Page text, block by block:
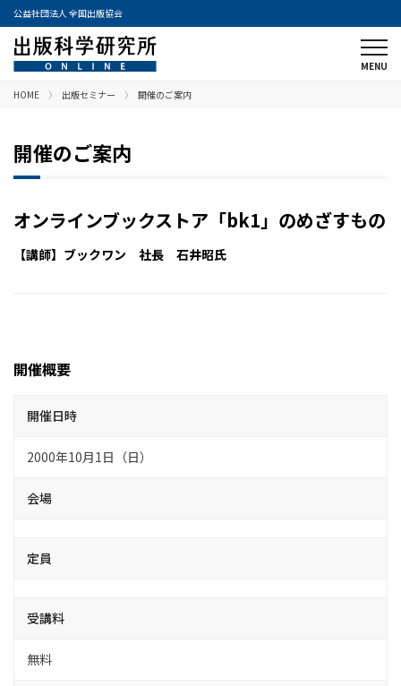
公益社団法人 全国出版協会
HOME 出版セミナー 開催のご案内
開催のご案内
オンラインブックストア「bk1」のめざすもの
【講師】ブックワン 社長 石井昭氏
開催概要
開催日時
2000年10月1日（日）
会場
定員
受講料
無料